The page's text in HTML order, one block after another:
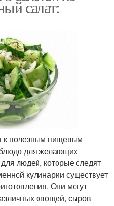
салат:
к полезным пищевым
для желающих
людей, которые следят
кулинарии существует
Они могут
овощей, сыров